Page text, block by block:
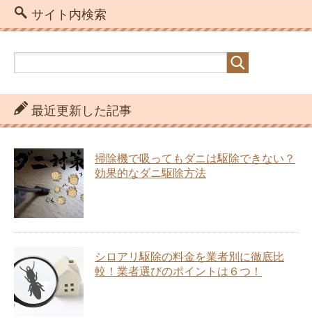
サイト内検索
最近更新した記事
掃除機で吸ってもダニは駆除できない？
効果的なダニ駆除方法
シロアリ駆除の料金を業者別に徹底比
較！業者選びのポイントは６つ！